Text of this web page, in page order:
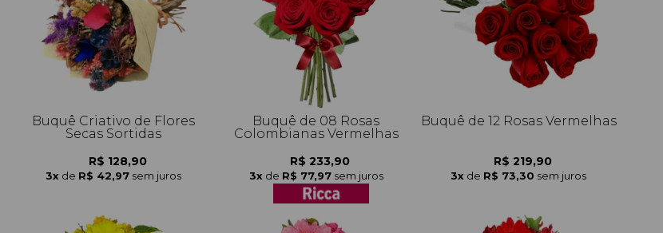
Buquê Criativo de Flores
Secas Sortidas
R$ 128,90
3x de R$ 42,97 sem juros
Buquê de 08 Rosas
Colombianas Vermelhas
R$ 233,90
3x de R$ 77,97 sem juros
Buquê de 12 Rosas Vermelhas
R$ 219,90
3x de R$ 73,30 sem juros